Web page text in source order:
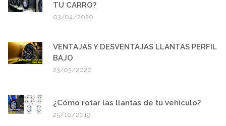
TU CARRO?
03/04/2020
VENTAJAS Y DESVENTAJAS LLANTAS PERFIL
BAJO
23/03/2020
¿Cómo rotar las llantas de tu vehículo?
25/10/2019